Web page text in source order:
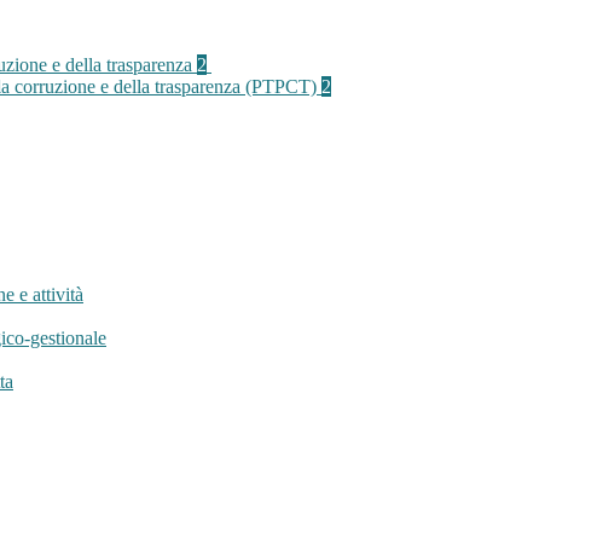
e della trasparenza 2
corruzione e della trasparenza (PTPCT) 2
e attività
gestionale